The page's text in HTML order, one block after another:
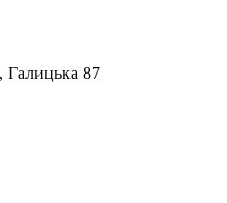
Галицька 87